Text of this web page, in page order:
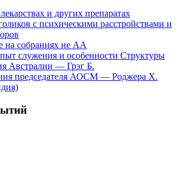
и других препаратах
с психическими расстройствами и
на собраниях не АА
служения и особенности Структуры
Австралии — Грэг Б.
председателя АОСМ — Роджера Х.